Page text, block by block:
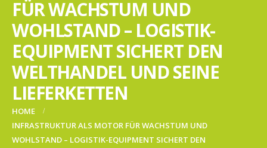
FÜR WACHSTUM UND
WOHLSTAND – LOGISTIK-
EQUIPMENT SICHERT DEN
WELTHANDEL UND SEINE
LIEFERKETTEN
HOME
INFRASTRUKTUR ALS MOTOR FÜR WACHSTUM UND
WOHLSTAND – LOGISTIK-EQUIPMENT SICHERT DEN